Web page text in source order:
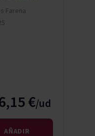
Farena
€
AÑADIR